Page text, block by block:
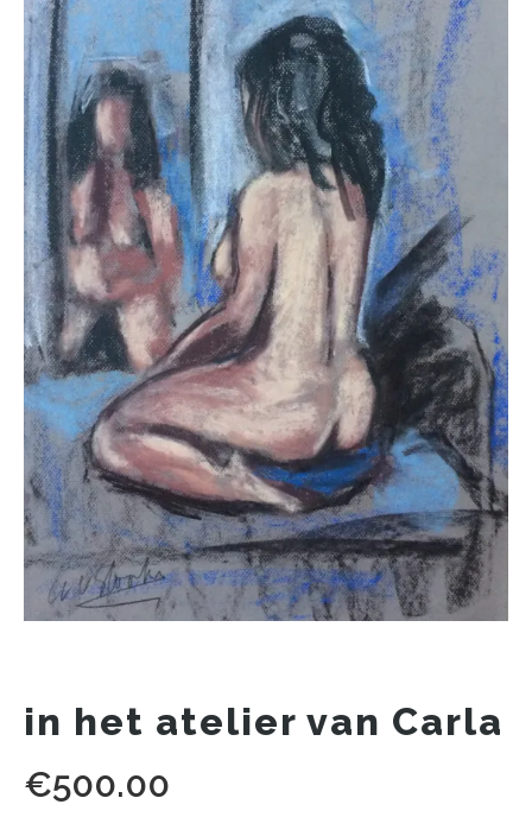
in het atelier van Carla
€500.00